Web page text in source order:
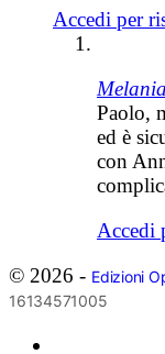
Accedi per
Paolo,
ed è
con
Accedi
© 2026 - Edizioni
16134571005